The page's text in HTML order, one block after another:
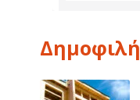
Δημοφιλή